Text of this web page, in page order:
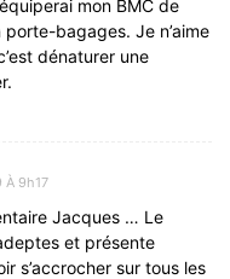
mon BMC de
bagages. Je n’aime
dénaturer une
À 9h17
Jacques … Le
et présente
s’accrocher sur tous les